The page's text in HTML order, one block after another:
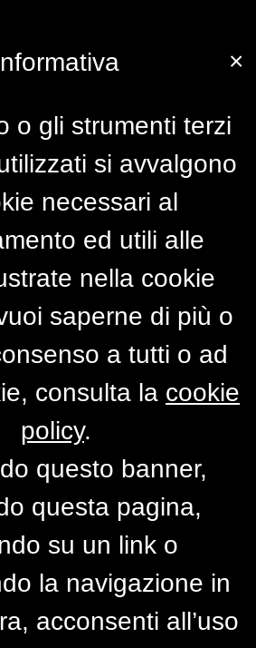
versione completa del
clicca qui
PIANO
×
o gli strumenti terzi
si avvalgono
necessari al
ed utili alle
nella cookie
saperne di più o
a tutti o ad
consulta la cookie
policy.
questo banner,
questa pagina,
su un link o
la navigazione in
acconsenti all’uso